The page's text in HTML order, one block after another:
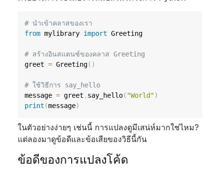
# นำเข้าคลาสของเรา
from mylibrary import Greeting
# สร้างอินสแตนซ์ของคลาส Greeting
greet = Greeting( )
# ใช้วิธีการ say_hello
message = greet . say_hello( "World")
print (message)
ในตัวอย่างง่ายๆ เช่นนี้ การแปลงดูมีเสน่ห์มากใช่ไหม?
แต่ลองมาดูข้อดีและข้อเสียของวิธีนี้กัน
ข้อดีของการแปลงโค้ด